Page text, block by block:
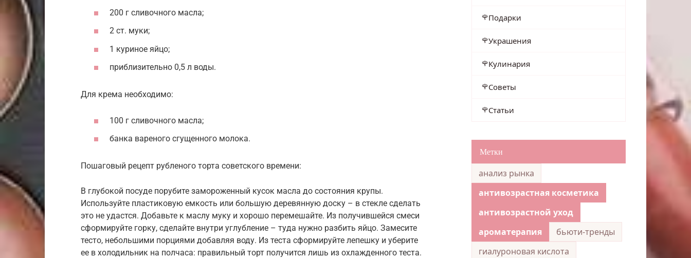
200 г сливочного масла;
2 ст. муки;
1 куриное яйцо;
приблизительно 0,5 л воды.
Для крема необходимо:
100 г сливочного масла;
банка вареного сгущенного молока.
Пошаговый рецепт рубленого торта советского времени:
В глубокой посуде порубите замороженный кусок масла до состояния крупы.
Используйте пластиковую емкость или большую деревянную доску – в стекле сделать
это не удастся. Добавьте к маслу муку и хорошо перемешайте. Из получившейся смеси
сформируйте горку, сделайте внутри углубление – туда нужно разбить яйцо. Замесите
тесто, небольшими порциями добавляя воду. Из теста сформируйте лепешку и уберите
ее в холодильник на полчаса: правильный торт получится лишь из охлажденного теста.
Подарки
Украшения
Кулинария
Советы
Статьи
Метки
анализ рынка
антивозрастная косметика
антивозрастной уход
ароматерапия
бьюти-тренды
гиалуроновая кислота